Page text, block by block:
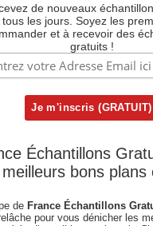
de nouveaux
tous les jours. Soyez les
et à recevoir des
gratuits !
Échantillons
bons plans
de France Échantillons
pour vous dénicher les